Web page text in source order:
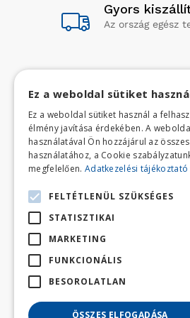
Gyors
Az ország egész
Rólunk
Profilunk a
kisgépek és egyéb
nagykereskedelme. 1991
Olaszországból származó
vízszivattyúkat (DAB,
robbanómotoros
traktorokat (MTD,
permetezőket (CIFARELLI,
(LAMINOX) szállítunk be.
Ez a weboldal sütiket
Ez a weboldal sütiket használ a
élmény javítása érdekében. A
használatával Ön hozzájárul az
használatához, a Cookie
megfelelően. Adatkezelési tájékoztató
FELTÉTLENÜL SZÜKSÉGES
STATISZTIKAI
MARKETING
FUNKCIONÁLIS
BESOROLATLAN
ÖSSZES ELFOGADÁSA